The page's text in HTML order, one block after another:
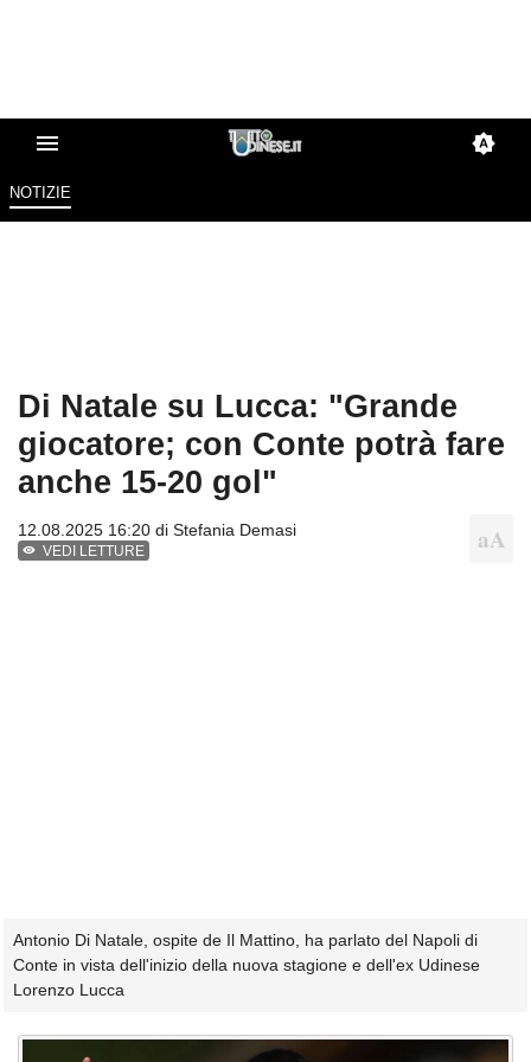
NOTIZIE
Di Natale su Lucca: "Grande
giocatore; con Conte potrà fare
anche 15-20 gol"
12.08.2025 16:20 di Stefania Demasi
VEDI LETTURE
Antonio Di Natale, ospite de Il Mattino, ha parlato del Napoli di
Conte in vista dell'inizio della nuova stagione e dell'ex Udinese
Lorenzo Lucca